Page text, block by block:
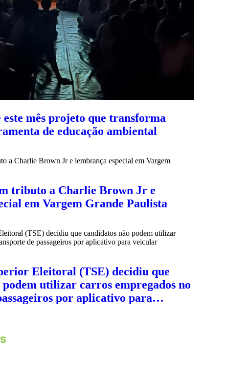
mês projeto que transforma
de educação ambiental
tributo a Charlie Brown Jr e
em Vargem Grande Paulista
Eleitoral (TSE) decidiu que
podem utilizar carros empregados no
por aplicativo para…